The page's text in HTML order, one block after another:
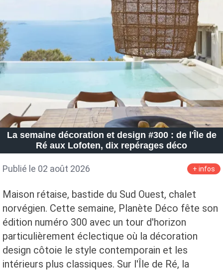
Question De Style
Renovation
Revue De Week End
Tiny House
La semaine décoration et design #300 : de l'Île de
Ré aux Lofoten, dix repérages déco
Publié le 02 août 2026 + infos
Maison rétaise, bastide du Sud Ouest, chalet
norvégien. Cette semaine, Planète Déco fête son
édition numéro 300 avec un tour d'horizon
particulièrement éclectique où la décoration
design côtoie le style contemporain et les
intérieurs plus classiques. Sur l'Île de Ré, la